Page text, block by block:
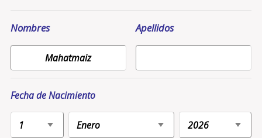
Nombres Apellidos
Fecha de Nacimiento